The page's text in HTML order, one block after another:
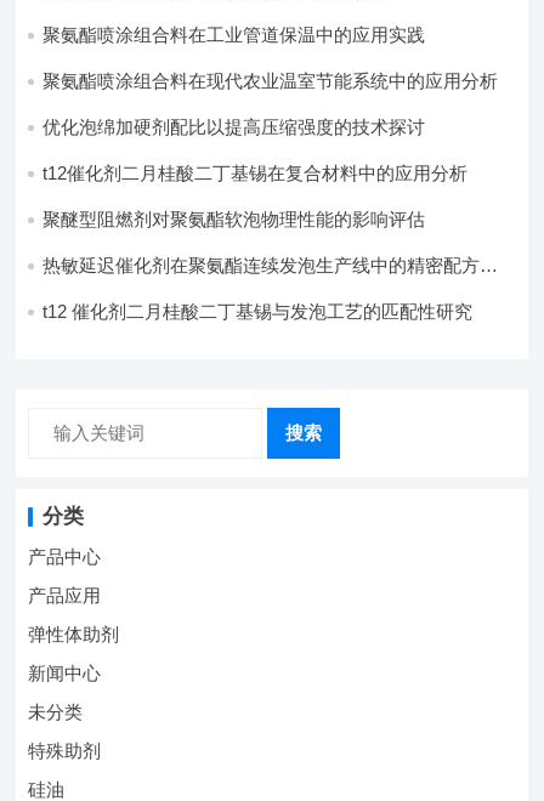
聚氨酯喷涂组合料在工业管道保温中的应用实践
聚氨酯喷涂组合料在现代农业温室节能系统中的应用分析​
优化泡绵加硬剂配比以提高压缩强度的技术探讨
t12催化剂二月桂酸二丁基锡在复合材料中的应用分析
聚醚型阻燃剂对聚氨酯软泡物理性能的影响评估​
热敏延迟催化剂在聚氨酯连续发泡生产线中的精密配方设
t12 催化剂二月桂酸二丁基锡与发泡工艺的匹配性研究
搜索
分类
产品中心
产品应用
弹性体助剂
新闻中心
未分类
特殊助剂
硅油